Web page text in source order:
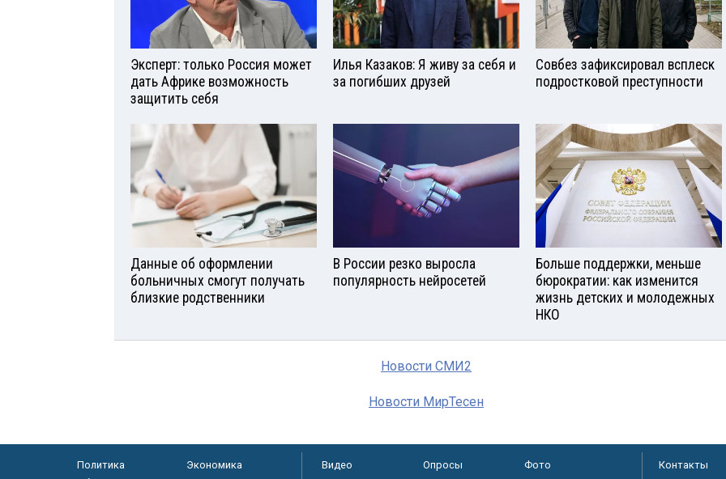
Эксперт: только Россия может
дать Африке возможность
защитить себя
Илья Казаков: Я живу за себя и
за погибших друзей
Совбез зафиксировал всплеск
подростковой преступности
Данные об оформлении
больничных смогут получать
близкие родственники
В России резко выросла
популярность нейросетей
Больше поддержки, меньше
бюрократии: как изменится
жизнь детских и молодежных
НКО
Новости СМИ2
Новости МирТесен
Политика
Экономика
Видео Опросы
Фото
Контакты